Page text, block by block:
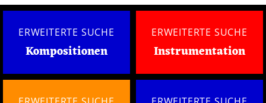
ERWEITERTE SUCHE
Kompositionen
ERWEITERTE SUCHE
Instrumentation